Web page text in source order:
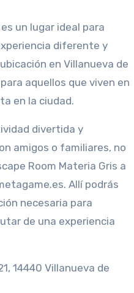
un lugar ideal para
diferente y
en Villanueva de
aquellos que viven en
en la ciudad.
divertida y
amigos o familiares, no
Room Materia Gris a
Allí podrás
necesaria para
de una experiencia
14440 Villanueva de